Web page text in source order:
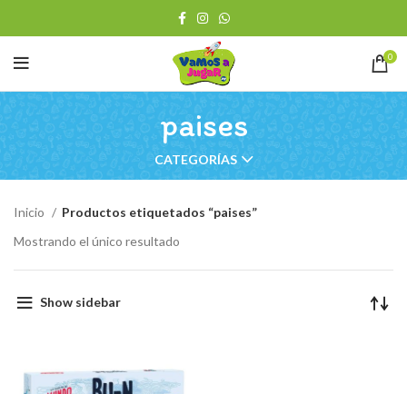
0
paises
CATEGORÍAS
Inicio
Productos etiquetados “paises”
Mostrando el único resultado
Show sidebar